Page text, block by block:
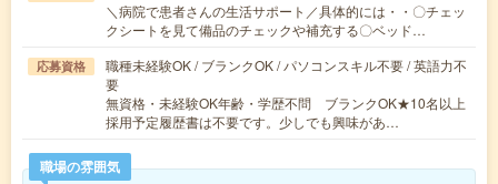
＼病院で患者さんの生活サポート／具体的には・・〇チェッ
クシートを見て備品のチェックや補充する〇ベッド…
応募資格
職種未経験OK / ブランクOK / パソコンスキル不要 / 英語力不
要
無資格・未経験OK年齢・学歴不問 ブランクOK★10名以上
採用予定履歴書は不要です。少しでも興味があ…
職場の雰囲気